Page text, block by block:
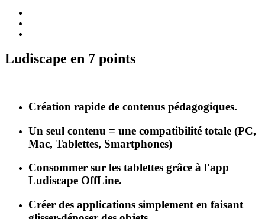
Ludiscape en 7 points
Création rapide de contenus pédagogiques.
Un seul contenu = une compatibilité totale (PC,
Mac, Tablettes, Smartphones)
Consommer sur les tablettes grâce à l'app
Ludiscape OffLine.
Créer des applications simplement en faisant